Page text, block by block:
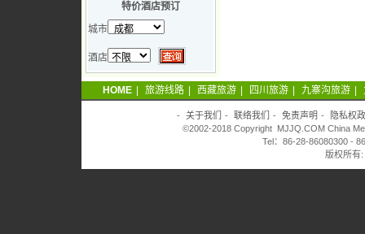
特价酒店预订
城市
酒店
HOME 旅游线路 西藏旅游 四川旅游 九寨沟旅游
- 关于我们 - 联络我们 - 免责声明 -
隐私权
©2002-2018 Copyright MJJQ.COM China
Tel：86-28-86080300 -
版权所有: